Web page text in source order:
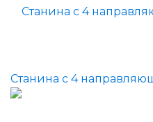
Станина с 4